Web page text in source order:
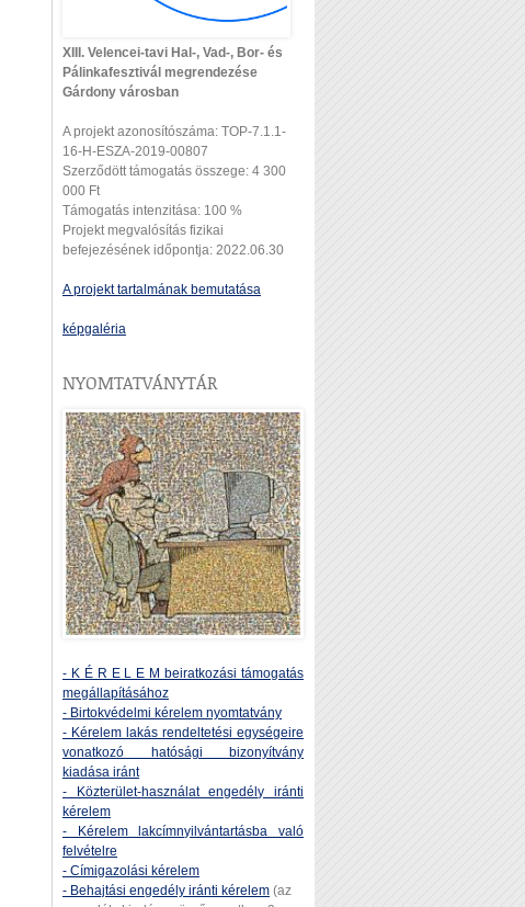
XIII. Velencei-tavi Hal-, Vad-, Bor- és
Pálinkafesztivál megrendezése
Gárdony városban
A projekt azonosítószáma: TOP-7.1.1-
16-H-ESZA-2019-00807
Szerződött támogatás összege: 4 300
000 Ft
Támogatás intenzitása: 100 %
Projekt megvalósítás fizikai
befejezésének időpontja: 2022.06.30
A projekt tartalmának bemutatása
képgaléria
NYOMTATVÁNYTÁR
- K É R E L E M beiratkozási támogatás
megállapításához
- Birtokvédelmi kérelem nyomtatvány
- Kérelem lakás rendeltetési egységeire
vonatkozó hatósági bizonyítvány
kiadása iránt
- Közterület-használat engedély iránti
kérelem
- Kérelem lakcímnyilvántartásba való
felvételre
- Címigazolási kérelem
- Behajtási engedély iránti kérelem (az